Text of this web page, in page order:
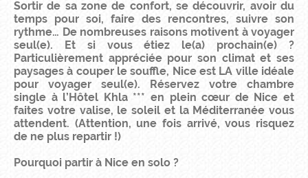
Sortir de sa zone de confort, se découvrir, avoir du
temps pour soi, faire des rencontres, suivre son
rythme… De nombreuses raisons motivent à voyager
seul(e). Et si vous étiez le(a) prochain(e) ?
Particulièrement appréciée pour son climat et ses
paysages à couper le souffle, Nice est LA ville idéale
pour voyager seul(e). Réservez votre chambre
single à l’Hôtel Khla *** en plein cœur de Nice et
faites votre valise, le soleil et la Méditerranée vous
attendent. (Attention, une fois arrivé, vous risquez
de ne plus repartir !)
Pourquoi partir à Nice en solo ?